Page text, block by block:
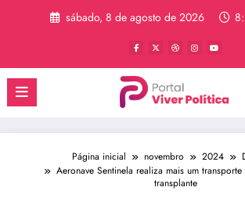
sábado, 8 de agosto de 2026
Página inicial novembro 2024
Aeronave Sentinela realiza mais um
transplante